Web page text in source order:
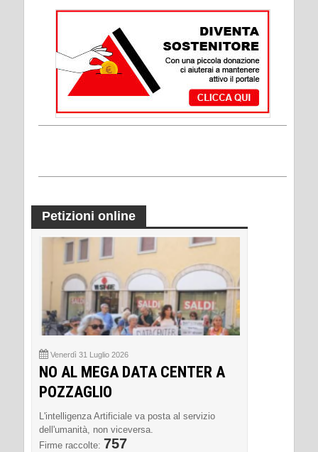
Petizioni online
Venerdì 31 Luglio 2026
NO AL MEGA DATA CENTER A
POZZAGLIO
L'intelligenza Artificiale va posta al servizio
dell'umanità, non viceversa.
Firme raccolte: 757